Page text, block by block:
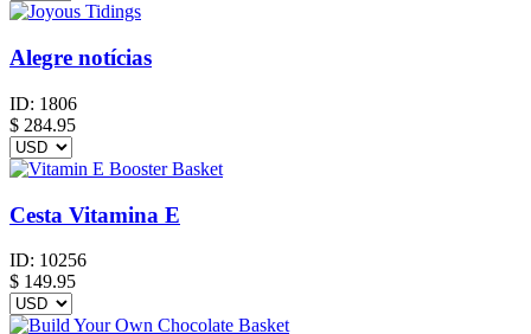
Alegre notícias
ID: 1806
$ 284.95
Cesta Vitamina E
ID: 10256
$ 149.95